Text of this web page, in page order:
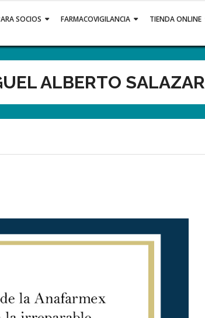
SOCIOS FARMACOVIGILANCIA TIENDA ONLINE
ALBERTO SALAZAR